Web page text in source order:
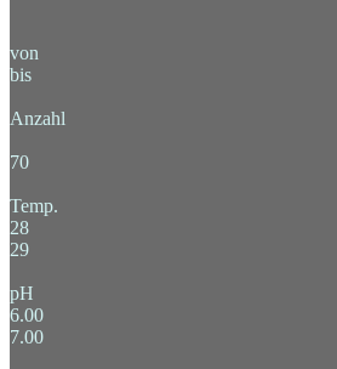
von
bis
Anzahl
70
Temp.
28
29
pH
6.00
7.00